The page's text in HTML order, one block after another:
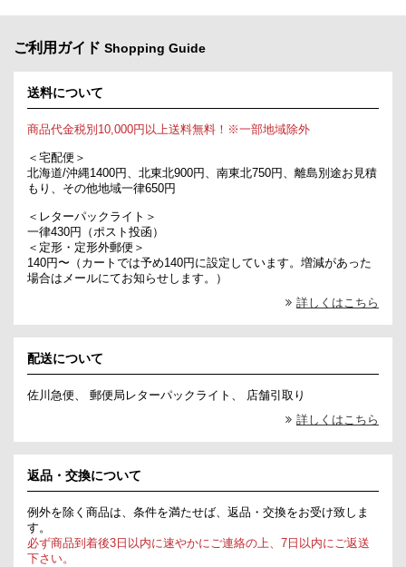
ご利用ガイド Shopping Guide
送料について
商品代金税別10,000円以上送料無料！※一部地域除外
＜宅配便＞
北海道/沖縄1400円、北東北900円、南東北750円、離島別途お見積
もり、その他地域一律650円
＜レターパックライト＞
一律430円（ポスト投函）
＜定形・定形外郵便＞
140円〜（カートでは予め140円に設定しています。増減があった
場合はメールにてお知らせします。）
詳しくはこちら
配送について
佐川急便、 郵便局レターパックライト、 店舗引取り
詳しくはこちら
返品・交換について
例外を除く商品は、条件を満たせば、返品・交換をお受け致しま
す。
必ず商品到着後3日以内に速やかにご連絡の上、7日以内にご返送
下さい。